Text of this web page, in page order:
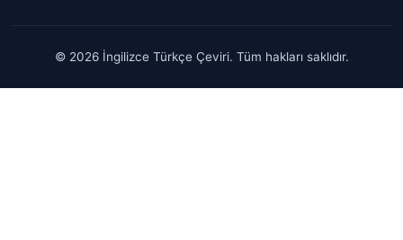
© 2026 İngilizce Türkçe Çeviri. Tüm hakları saklıdır.